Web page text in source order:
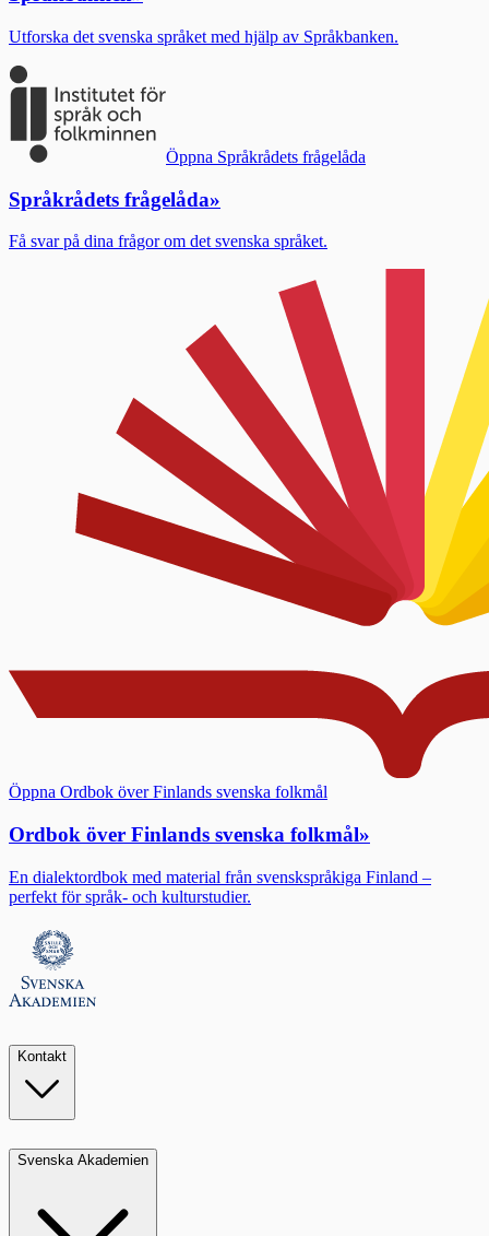
Utforska det svenska språket med hjälp av Språkbanken.
Öppna Språkrådets frågelåda
Språkrådets frågelåda»
Få svar på dina frågor om det svenska språket.
Öppna Ordbok över Finlands svenska folkmål
Ordbok över Finlands svenska folkmål»
En dialektordbok med material från svenskspråkiga Finland –
perfekt för språk- och kulturstudier.
Kontakt
Svenska Akademien